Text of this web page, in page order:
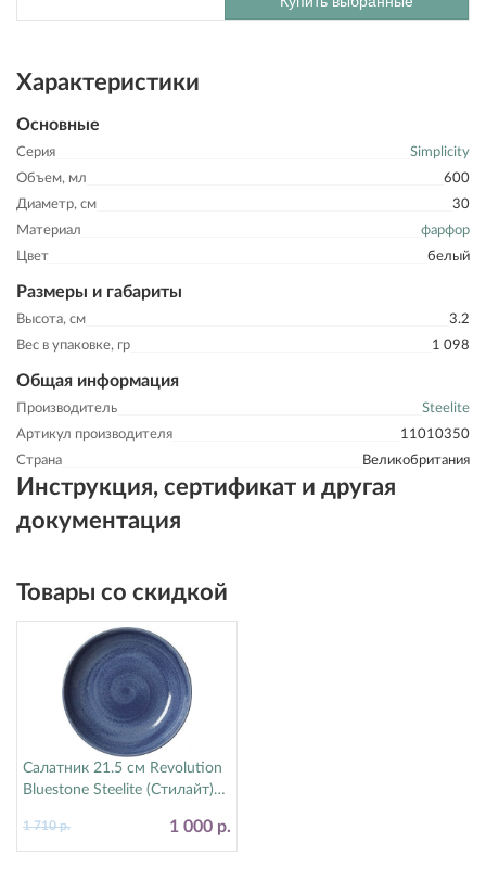
Характеристики
Основные
Серия
Simplicity
Объем, мл
600
Диаметр, см
30
Материал
фарфор
Цвет
белый
Размеры и габариты
Высота, см
3.2
Вес в упаковке, гр
1 098
Общая информация
Производитель
Steelite
Артикул производителя
11010350
Страна
Великобритания
Инструкция, сертификат и другая
документация
Товары со скидкой
Салатник 21.5 см Revolution
Bluestone Steelite (Стилайт)
1 000 р.
1 710 р.